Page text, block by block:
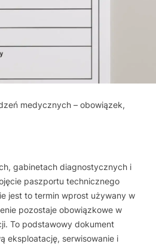
medycznych – obowiązek,
gabinetach diagnostycznych i
paszportu technicznego
jest to termin wprost używany w
pozostaje obowiązkowe w
To podstawowy dokument
eksploatację, serwisowanie i